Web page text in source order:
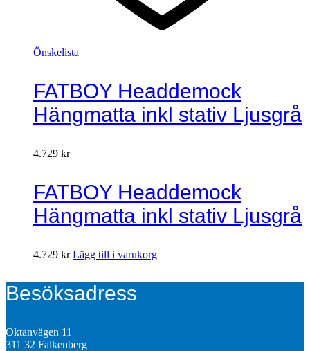
Önskelista
FATBOY Headdemock
Hängmatta inkl stativ Ljusgrå
4.729 kr
FATBOY Headdemock
Hängmatta inkl stativ Ljusgrå
4.729 kr Lägg till i varukorg
Besöksadress
Oktanvägen 11
311 32 Falkenberg